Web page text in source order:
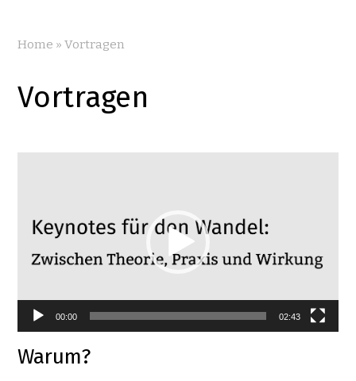
Home » Vortragen
Vortragen
00:00 02:43
Warum?